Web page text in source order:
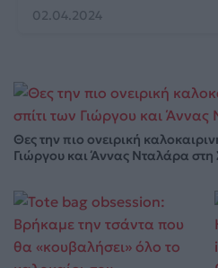
02.04.2024
Θες την πιο ονειρική
Γιώργου και Άννας Νταλάρα στη